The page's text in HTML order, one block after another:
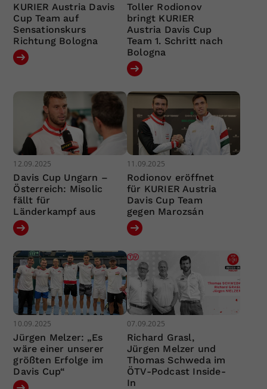
KURIER Austria Davis
Cup Team auf
Sensationskurs
Richtung Bologna
Toller Rodionov
bringt KURIER
Austria Davis Cup
Team 1. Schritt nach
Bologna
12.09.2025
Davis Cup Ungarn –
Österreich: Misolic
fällt für
Länderkampf aus
11.09.2025
Rodionov eröffnet
für KURIER Austria
Davis Cup Team
gegen Marozsán
10.09.2025
Jürgen Melzer: „Es
wäre einer unserer
größten Erfolge im
Davis Cup“
07.09.2025
Richard Grasl,
Jürgen Melzer und
Thomas Schweda im
ÖTV-Podcast Inside-
In